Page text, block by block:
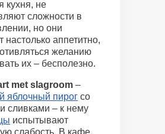
кухня, не
сложности в
но они
настолько аппетитно,
желанию
их – бесполезно.
met slagroom –
яблочный пирог со
сливками – к нему
испытывают